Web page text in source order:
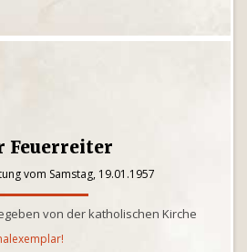
Feuerreiter
vom Samstag, 19.01.1957
von der katholischen Kirche